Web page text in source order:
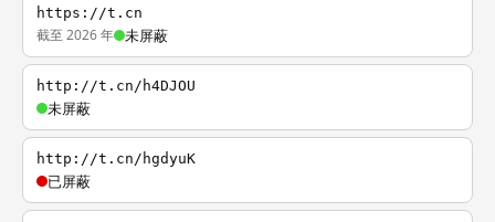
https://t.cn
截至 2026 年 未屏蔽
http://t.cn/h4DJOU
未屏蔽
http://t.cn/hgdyuK
已屏蔽